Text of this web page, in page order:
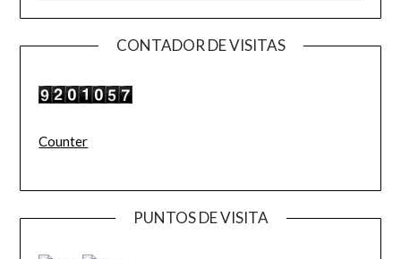
CONTADOR DE VISITAS
Counter
PUNTOS DE VISITA